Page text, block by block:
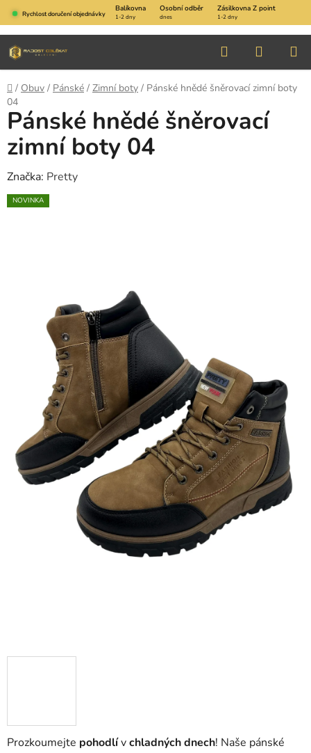
Přejít
na
obsah
Rychlost doručení objednávky
Balíkovna Osobní odběr Zásilkovna Z point
1-2 dny dnes 1-2 dny
Hledat
KOŠÍK
Domů
/ Obuv / Pánské / Zimní boty / Pánské hnědé šněrovací zimní boty
04
Prozkoumejte pohodlívchladných dnech! Naše pánské
Pánské hnědé šněrovací
zimní boty 04
Značka: Pretty
NOVINKA